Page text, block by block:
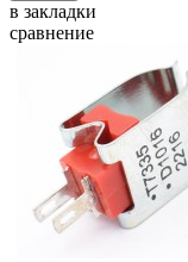
в закладки
сравнение